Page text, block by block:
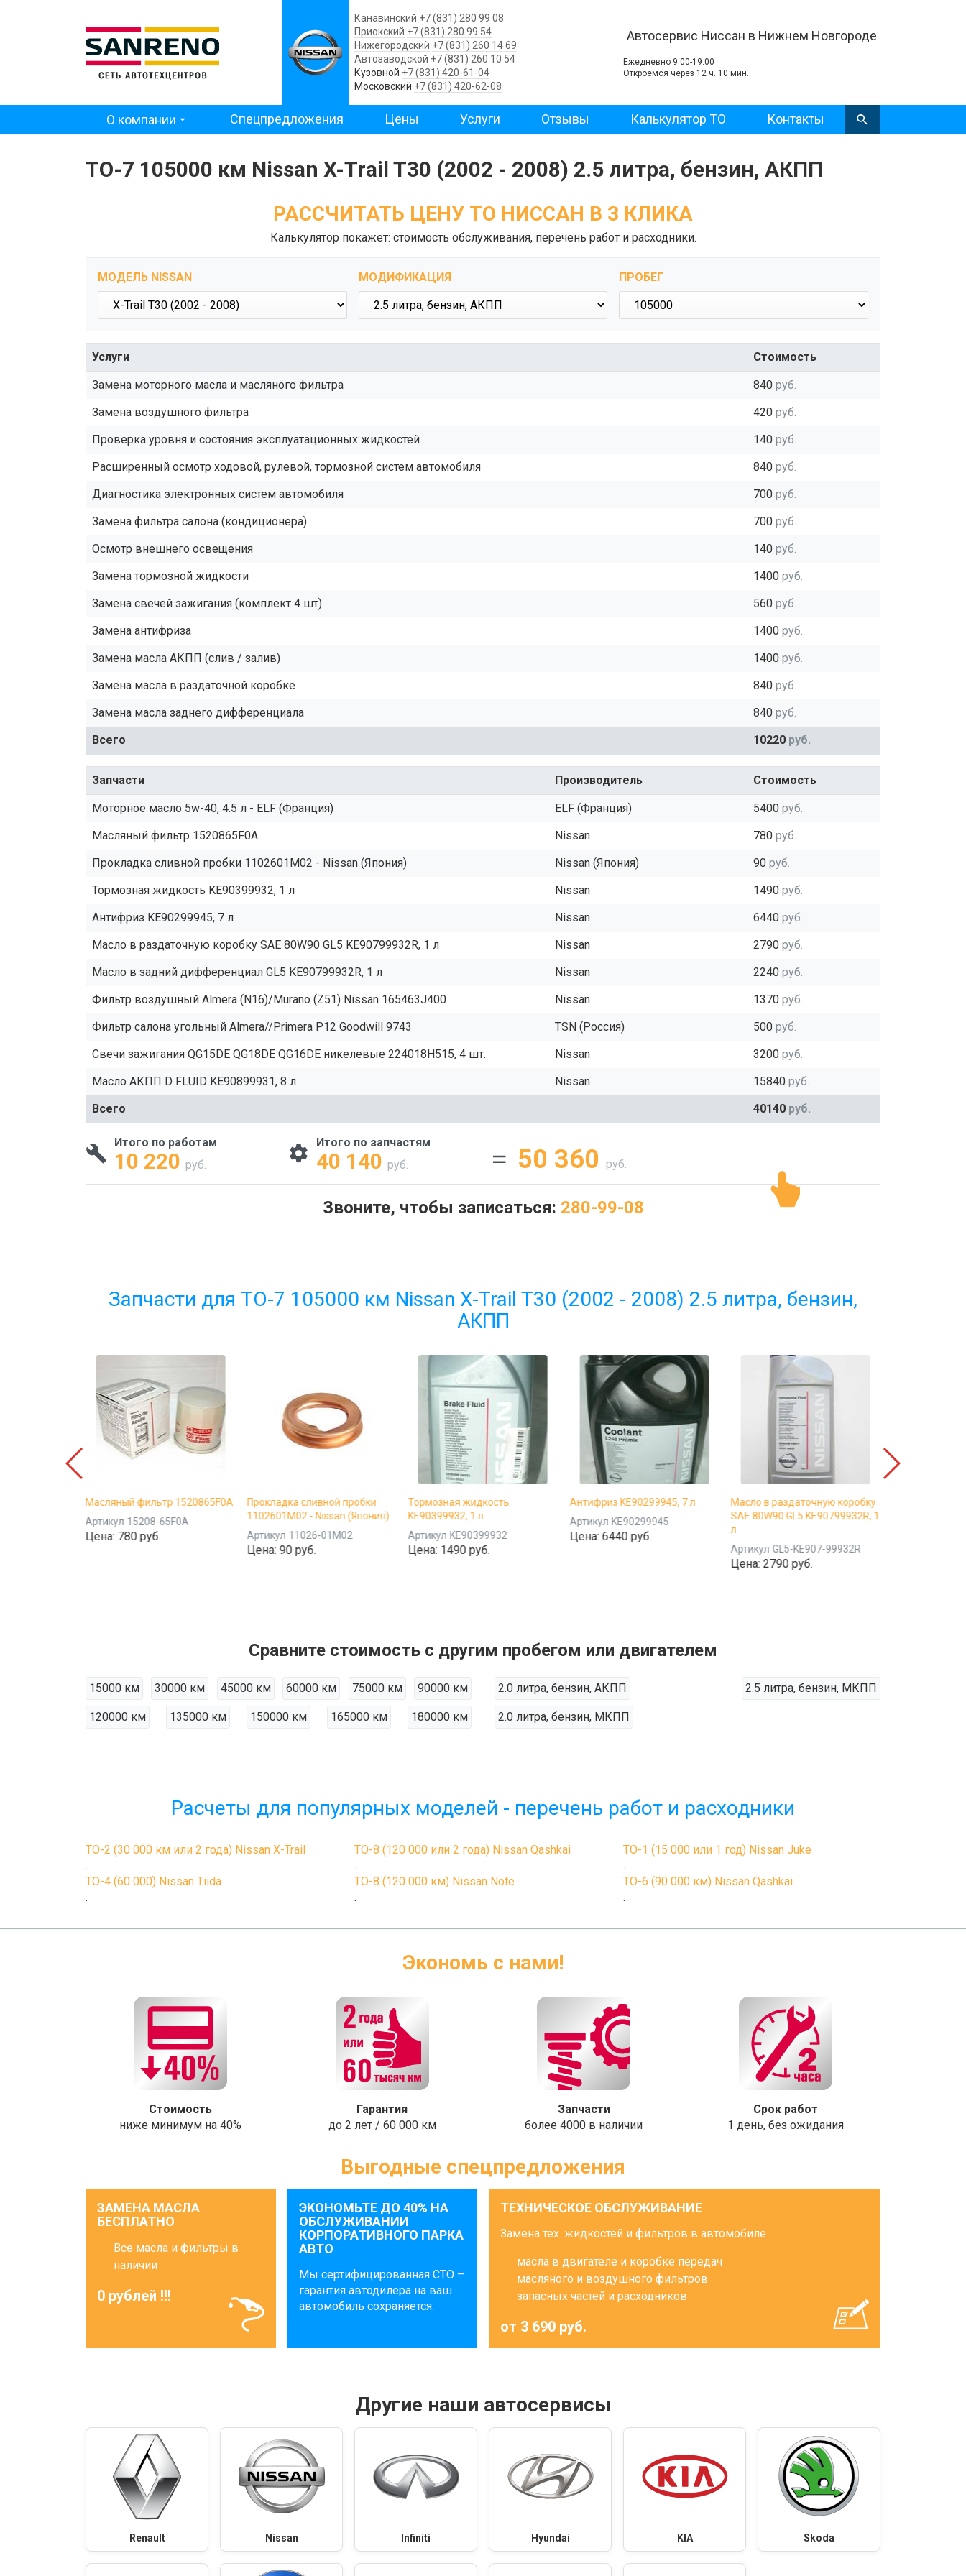
Канавинский +7 (831) 280 99 08
Приокский +7 (831) 280 99 54
Нижегородский +7 (831) 260 14 69
Автозаводской +7 (831) 260 10 54
Кузовной +7 (831) 420-61-04
Московский +7 (831) 420-62-08
Автосервис Ниссан в Нижнем Новгороде
Ежедневно 9:00-19:00
Откроемся через 12 ч. 10 мин.
Основная
навигация
О компании Спецпредложения Цены Услуги Отзывы Калькулятор ТО Контакты
ТО-7 105000 км Nissan X-Trail T30 (2002 - 2008) 2.5 литра, бензин, АКПП
РАССЧИТАТЬ ЦЕНУ ТО НИССАН В 3 КЛИКА
Калькулятор покажет: стоимость обслуживания, перечень работ и расходники.
МОДЕЛЬ NISSAN МОДИФИКАЦИЯ ПРОБЕГ
Услуги Стоимость
Замена моторного масла и масляного фильтра 840 руб.
Замена воздушного фильтра
420 руб.
Проверка уровня и состояния эксплуатационных жидкостей
140 руб.
Расширенный осмотр ходовой, рулевой, тормозной систем автомобиля
840 руб.
Диагностика электронных систем автомобиля
700 руб.
Замена фильтра салона (кондиционера)
700 руб.
Осмотр внешнего освещения
140 руб.
Замена тормозной жидкости
1400 руб.
Замена свечей зажигания (комплект 4 шт)
560 руб.
Замена антифриза
1400 руб.
Замена масла АКПП (слив / залив)
1400 руб.
Замена масла в раздаточной коробке
840 руб.
Замена масла заднего дифференциала
840 руб.
Всего
10220 руб.
Запчасти Производитель Стоимость
Моторное масло 5w-40, 4.5 л - ELF (Франция) ELF (Франция) 5400 руб.
Масляный фильтр 1520865F0A
Nissan 780 руб.
Прокладка сливной пробки 1102601M02 - Nissan (Япония)
Nissan (Япония) 90 руб.
Тормозная жидкость KE90399932, 1 л
Nissan 1490 руб.
Антифриз KE90299945, 7 л
Nissan 6440 руб.
Масло в раздаточную коробку SAE 80W90 GL5 KE90799932R, 1 л
Nissan 2790 руб.
Масло в задний дифференциал GL5 KE90799932R, 1 л
Nissan 2240 руб.
Фильтр воздушный Almera (N16)/Murano (Z51) Nissan 165463J400
Nissan 1370 руб.
Фильтр салона угольный Almera//Primera P12 Goodwill 9743
TSN (Россия) 500 руб.
Свечи зажигания QG15DE QG18DE QG16DE никелевые 224018H515, 4 шт.
Nissan 3200 руб.
Масло АКПП D FLUID KE90899931, 8 л
Nissan 15840 руб.
Всего
40140 руб.
Итого по работам
10 220 руб.
Итого по запчастям
40 140 руб. 50 360 руб.
Звоните, чтобы записаться: 280-99-08
Запчасти для ТО-7 105000 км Nissan X-Trail T30 (2002 - 2008) 2.5 литра, бензин,
АКПП
Масляный фильтр 1520865F0A
Артикул 15208-65F0A
Цена: 780 руб.
Прокладка сливной пробки
1102601M02 - Nissan (Япония)
Артикул 11026-01M02
Цена: 90 руб.
Тормозная жидкость
KE90399932, 1 л
Артикул KE90399932
Цена: 1490 руб.
Антифриз KE90299945, 7 л
Артикул KE90299945
Цена: 6440 руб.
Масло в раздаточную коробку
SAE 80W90 GL5 KE90799932R, 1
л
Артикул GL5-KE907-99932R
Цена: 2790 руб.
Сравните стоимость с другим пробегом или двигателем
15000 км 30000 км 45000 км 60000 км 75000 км 90000 км
120000 км 135000 км 150000 км 165000 км 180000 км
2.0 литра, бензин, АКПП 2.5 литра, бензин, МКПП
2.0 литра, бензин, МКПП
Расчеты для популярных моделей - перечень работ и расходники
ТО-2 (30 000 км или 2 года) Nissan X-Trail
.
ТО-4 (60 000) Nissan Tiida
.
ТО-8 (120 000 или 2 года) Nissan Qashkai
.
ТО-8 (120 000 км) Nissan Note
.
ТО-1 (15 000 или 1 год) Nissan Juke
.
ТО-6 (90 000 км) Nissan Qashkai
.
Экономь с нами!
Стоимость
ниже минимум на 40%
Гарантия
до 2 лет / 60 000 км
Запчасти
более 4000 в наличии
Срок работ
1 день, без ожидания
Выгодные спецпредложения
ЗАМЕНА МАСЛА
БЕСПЛАТНО
Все масла и фильтры в
наличии
0 рублей !!!
ЭКОНОМЬТЕ ДО 40% НА
ОБСЛУЖИВАНИИ
КОРПОРАТИВНОГО ПАРКА
АВТО
Мы сертифицированная СТО –
гарантия автодилера на ваш
автомобиль сохраняется.
ТЕХНИЧЕСКОЕ ОБСЛУЖИВАНИЕ
Замена тех. жидкостей и фильтров в автомобиле
масла в двигателе и коробке передач
масляного и воздушного фильтров
запасных частей и расходников
от 3 690 руб.
Другие наши автосервисы
Renault Nissan Infiniti Hyundai KIA Skoda